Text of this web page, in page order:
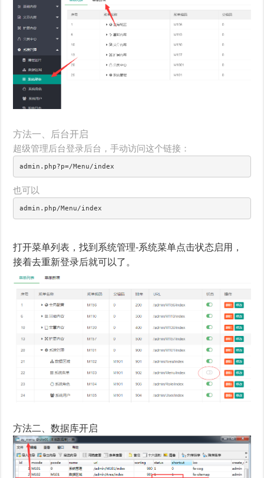
方法一、后台开启
超级管理后台登录后台，手动访问这个链接：
admin.php?p=/Menu/index
也可以
admin.php/Menu/index
打开菜单列表，找到系统管理-系统菜单点击状态启用，
接着去重新登录后就可以了。
方法二、数据库开启